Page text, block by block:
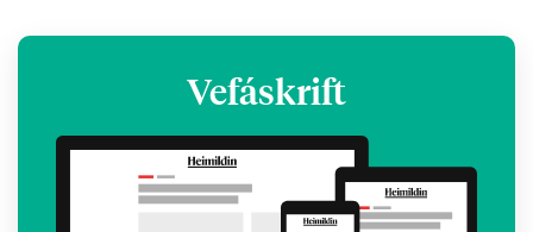
Vefáskrift